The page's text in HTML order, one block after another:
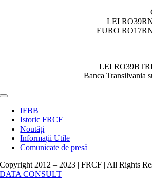
LEI
EURO
LEI
Banca Transilvania
Toggle
Navigation
IFBB
Istoric FRCF
Noutăți
Informații Utile
Comunicate de presă
Copyright 2012 – 2023 | FRCF | All Rights
DATA CONSULT